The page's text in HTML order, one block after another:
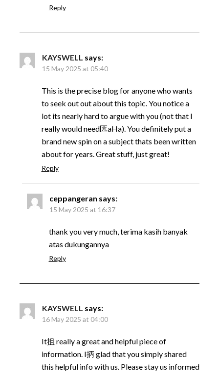
Reply
KAYSWELL says:
15 May 2025 at 05:40
This is the precise blog for anyone who wants
to seek out out about this topic. You notice a
lot its nearly hard to argue with you (not that I
really would need匟aHa). You definitely put a
brand new spin on a subject thats been written
about for years. Great stuff, just great!
Reply
ceppangeran says:
15 May 2025 at 16:37
thank you very much, terima kasih banyak
atas dukungannya
Reply
KAYSWELL says:
16 May 2025 at 04:00
It抯 really a great and helpful piece of
information. I抦 glad that you simply shared
this helpful info with us. Please stay us informed